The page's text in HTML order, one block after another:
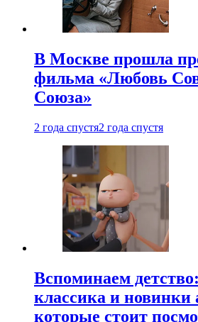
В Москве прошла
фильма «Любовь
Союза»
2 года спустя2 года спустя
Вспоминаем
классика и новинки
которые стоит